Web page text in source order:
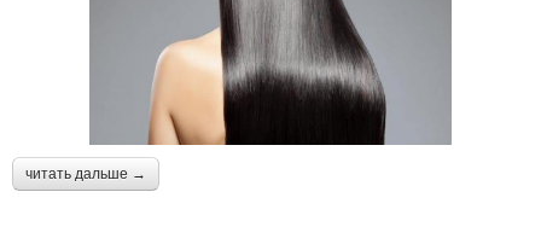
читать дальше →